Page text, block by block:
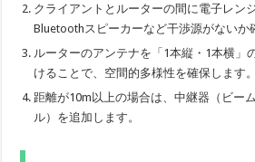
クライアントとルーターの間に電子レン
Bluetoothスピーカーなど干渉源がないか
ルーターのアンテナを「1本縦・1本横」
けることで、空間的多様性を確保します。
距離が10m以上の場合は、中継器（ビー
ル）を追加します。